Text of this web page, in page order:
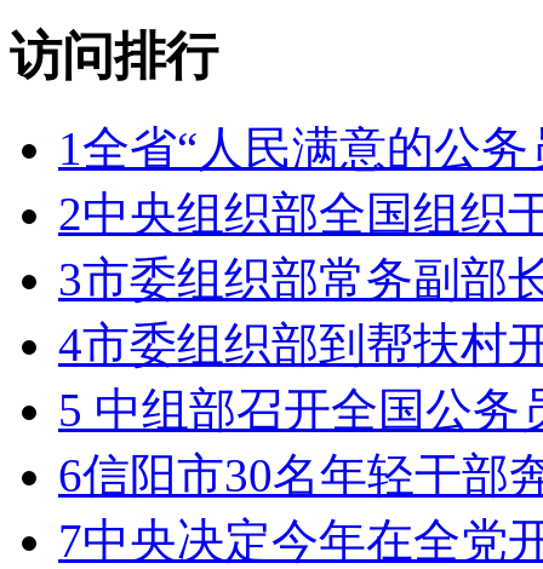
访问排行
1全省“人民满意的公
2中央组织部全国组织
3市委组织部常务副部
4市委组织部到帮扶村
5 中组部召开全国公务
6信阳市30名年轻干部
7中央决定今年在全党